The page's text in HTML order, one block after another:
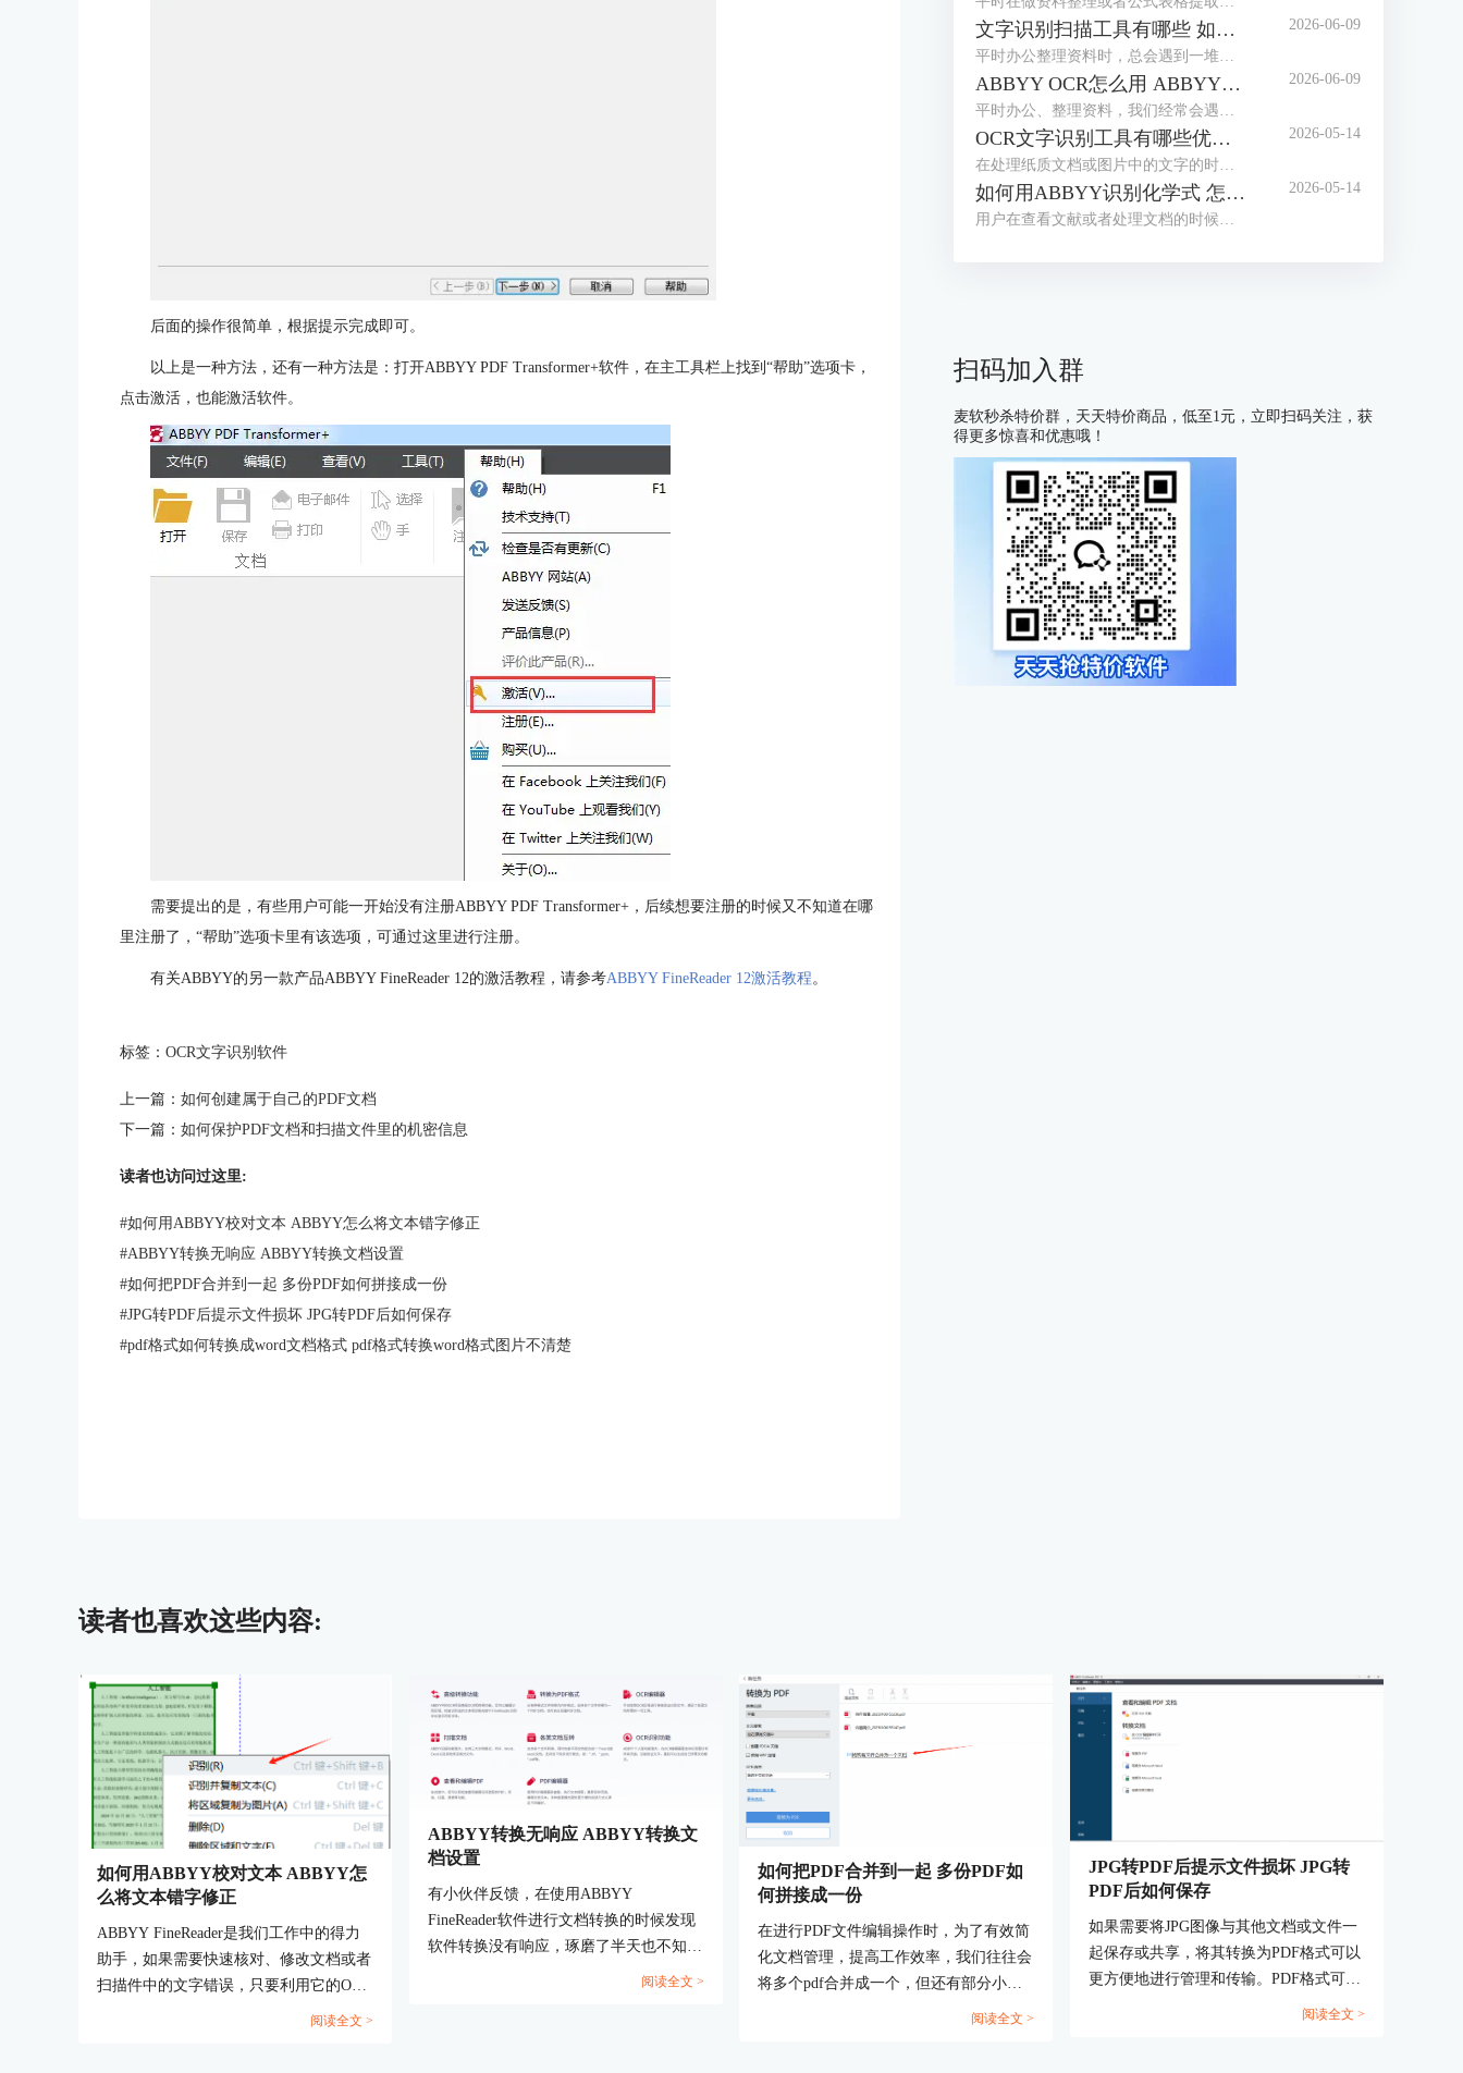
后面的操作很简单，根据提示完成即可。
以上是一种方法，还有一种方法是：打开ABBYY PDF Transformer+软件，在主工具栏上找到“帮助”选项卡，
点击激活，也能激活软件。
需要提出的是，有些用户可能一开始没有注册ABBYY PDF Transformer+，后续想要注册的时候又不知道在哪
里注册了，“帮助”选项卡里有该选项，可通过这里进行注册。
有关ABBYY的另一款产品ABBYY FineReader 12的激活教程，请参考ABBYY FineReader 12激活教程。
标签： OCR文字识别软件
上一篇： 如何创建属于自己的PDF文档
下一篇： 如何保护PDF文档和扫描文件里的机密信息
读者也访问过这里:
#如何用ABBYY校对文本 ABBYY怎么将文本错字修正
#ABBYY转换无响应 ABBYY转换文档设置
#如何把PDF合并到一起 多份PDF如何拼接成一份
#JPG转PDF后提示文件损坏 JPG转PDF后如何保存
#pdf格式如何转换成word文档格式 pdf格式转换word格式图片不清楚
文字识别扫描工具有哪些 如何文字识别扫描文件 2026-06-09
ABBYY OCR怎么用 ABBYY怎么修改PDF里面的文字 2026-06-09
OCR文字识别工具有哪些优点 OCR文字识别工具哪款最好用 2026-05-14
如何用ABBYY识别化学式 怎么用ABBYY识别数学公式 2026-05-14
扫码加入群
麦软秒杀特价群，天天特价商品，低至1元，立即扫码关注，获
得更多惊喜和优惠哦！
读者也喜欢这些内容:
如何用ABBYY校对文本 ABBYY怎
么将文本错字修正
ABBYY FineReader是我们工作中的得力
助手，如果需要快速核对、修改文档或者
扫描件中的文字错误，只要利用它的OCR
识别和校对功能，就能高效完成文本比对
阅读全文 >
ABBYY转换无响应 ABBYY转换文
档设置
有小伙伴反馈，在使用ABBYY
FineReader软件进行文档转换的时候发现
软件转换没有响应，琢磨了半天也不知道
是哪方面的原因，所以本期内容就来带大
阅读全文 >
如何把PDF合并到一起 多份PDF如
何拼接成一份
在进行PDF文件编辑操作时，为了有效简
化文档管理，提高工作效率，我们往往会
将多个pdf合并成一个，但还有部分小伙
伴不知道如何把pdf进行合并操作，今天
阅读全文 >
JPG转PDF后提示文件损坏 JPG转
PDF后如何保存
如果需要将JPG图像与其他文档或文件一
起保存或共享，将其转换为PDF格式可以
更方便地进行管理和传输。PDF格式可以
更好地保护图像的质量和完整性，避免在
阅读全文 >